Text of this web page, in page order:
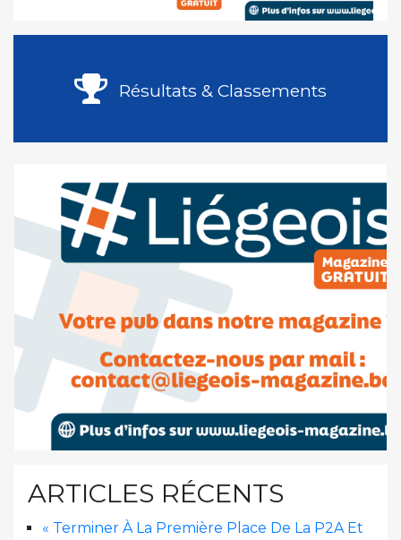
Résultats & Classements
ARTICLES RÉCENTS
« Terminer À La Première Place De La P2A Et